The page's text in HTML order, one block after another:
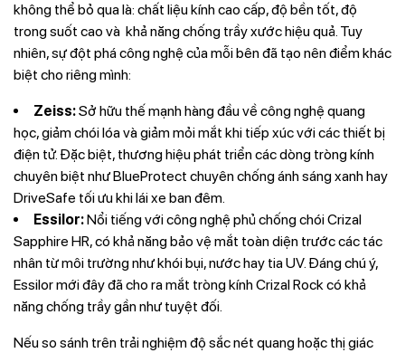
không thể bỏ qua là: chất liệu kính cao cấp, độ bền tốt, độ
trong suốt cao và khả năng chống trầy xước hiệu quả. Tuy
nhiên, sự đột phá công nghệ của mỗi bên đã tạo nên điểm khác
biệt cho riêng mình:
Zeiss:Sở hữu thế mạnh hàng đầu về công nghệ quang
học, giảm chói lóa và giảm mỏi mắt khi tiếp xúc với các thiết bị
điện tử. Đặc biệt, thương hiệu phát triển các dòng tròng kính
chuyên biệt như BlueProtect chuyên chống ánh sáng xanh hay
DriveSafe tối ưu khi lái xe ban đêm.
Essilor:Nổi tiếng với công nghệ phủ chống chói Crizal
Sapphire HR, có khả năng bảo vệ mắt toàn diện trước các tác
nhân từ môi trường như khói bụi, nước hay tia UV. Đáng chú ý,
Essilor mới đây đã cho ra mắt tròng kính Crizal Rock có khả
năng chống trầy gần như tuyệt đối.
Nếu so sánh trên trải nghiệm độ sắc nét quang hoặc thị giác